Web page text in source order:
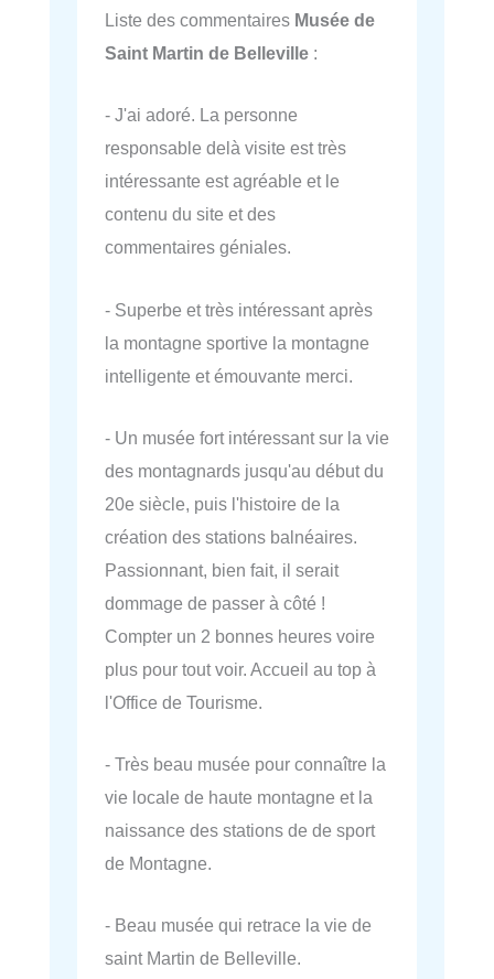
Liste des commentaires Musée de
Saint Martin de Belleville :
- J'ai adoré. La personne
responsable delà visite est très
intéressante est agréable et le
contenu du site et des
commentaires géniales.
- Superbe et très intéressant après
la montagne sportive la montagne
intelligente et émouvante merci.
- Un musée fort intéressant sur la vie
des montagnards jusqu'au début du
20e siècle, puis l'histoire de la
création des stations balnéaires.
Passionnant, bien fait, il serait
dommage de passer à côté !
Compter un 2 bonnes heures voire
plus pour tout voir. Accueil au top à
l'Office de Tourisme.
- Très beau musée pour connaître la
vie locale de haute montagne et la
naissance des stations de de sport
de Montagne.
- Beau musée qui retrace la vie de
saint Martin de Belleville.